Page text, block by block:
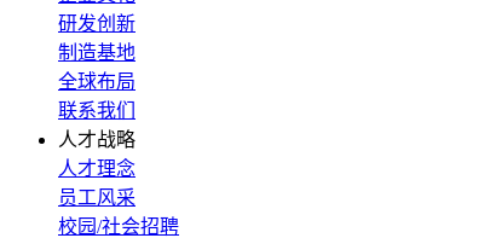
研发创新
制造基地
全球布局
联系我们
人才战略
人才理念
员工风采
校园/社会招聘